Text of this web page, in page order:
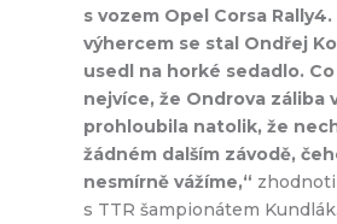
s vozem Opel Corsa
výhercem se stal Ondřej
usedl na horké sedadlo.
nejvíce, že Ondrova záliba
prohloubila natolik, že
žádném dalším závodě,
nesmírně vážíme,“
s TTR šampionátem Kundlák.